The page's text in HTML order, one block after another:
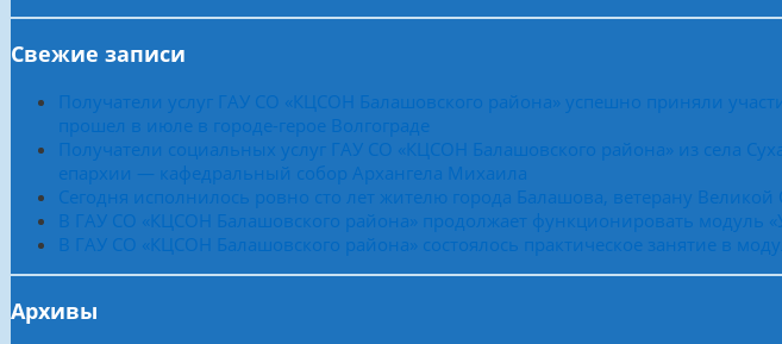
Свежие записи
Получатели услуг ГАУ СО «КЦСОН Балашовского района» успешно приняли
прошел в июле в городе-герое Волгограде
Получатели социальных услуг ГАУ СО «КЦСОН Балашовского района» из села
епархии — кафедральный собор Архангела Михаила
Сегодня исполнилось ровно сто лет жителю города Балашова, ветерану
В ГАУ СО «КЦСОН Балашовского района» продолжает функционировать модуль
В ГАУ СО «КЦСОН Балашовского района» состоялось практическое занятие в
Архивы